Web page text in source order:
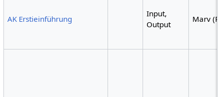
AK Erstieinführung
Input,
Output
Marv